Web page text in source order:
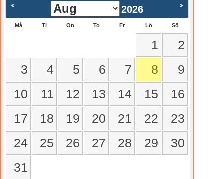
2026
Må Ti On To Fr Lö Sö
1
2
3
4 5 6 7 8
9
10
11 12 13 14 15
16
17
18 19 20 21 22
23
24
25 26 27 28 29
30
31